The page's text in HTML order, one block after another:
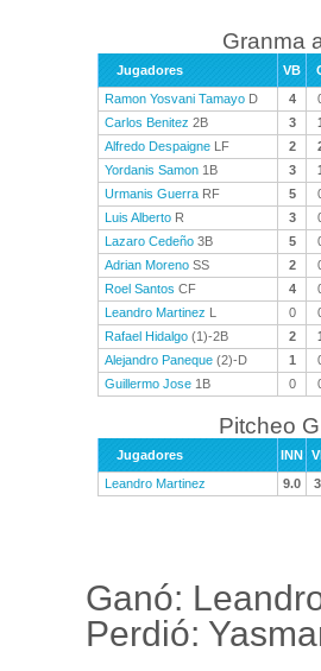
Granma
Jugadores VB
Ramon Yosvani Tamayo D 4
Carlos Benitez 2B 3
Alfredo Despaigne LF 2
Yordanis Samon 1B 3
Urmanis Guerra RF 5
Luis Alberto R 3
Lazaro Cedeño 3B 5
Adrian Moreno SS 2
Roel Santos CF 4
Leandro Martinez L 0
Rafael Hidalgo (1)-2B 2
Alejandro Paneque (2)-D 1
Guillermo Jose 1B 0
Pitcheo
Jugadores INN
Leandro Martinez
9.0
Ganó:
Perdió: